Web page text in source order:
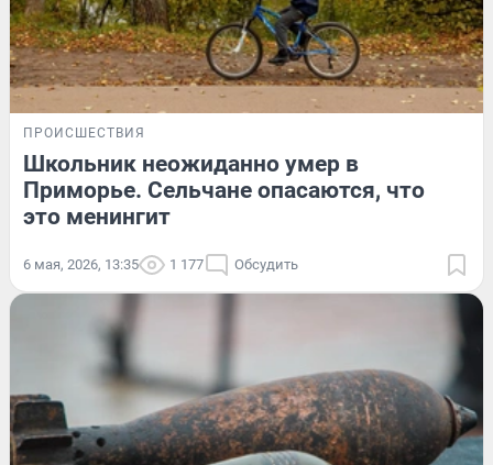
ПРОИСШЕСТВИЯ
Школьник неожиданно умер в
Приморье. Сельчане опасаются, что
это менингит
6 мая, 2026, 13:35 1 177 Обсудить